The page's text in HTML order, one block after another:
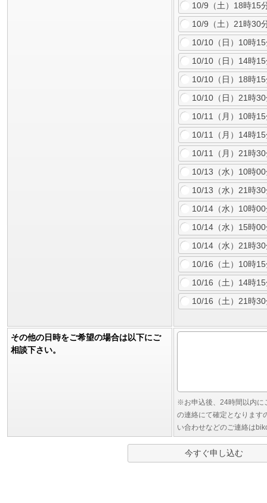
10/9（土）18時15
10/9（土）21時30
10/10（日）10時
10/10（日）14時
10/10（日）18時
10/10（日）21時
10/11（月）10時
10/11（月）14時
10/11（月）21時
10/13（水）10時
10/13（水）21時
10/14（水）10時
10/14（水）15時
10/14（水）21時
10/16（土）10時
10/16（土）14時
10/16（土）21時
その他の日時をご希望の場合は以下にご
相談下さい。
※お申込後、24時間以内に
の連絡にて確定となります
い合わせなどのご連絡は